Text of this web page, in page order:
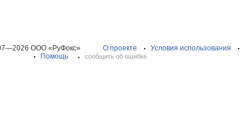
ООО «РуФокс» О проекте Условия использования
Помощь
сообщить об ошибке